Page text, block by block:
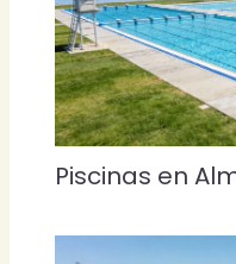
Piscinas en